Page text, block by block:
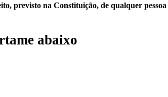
previsto na Constituição, de qualquer
abaixo